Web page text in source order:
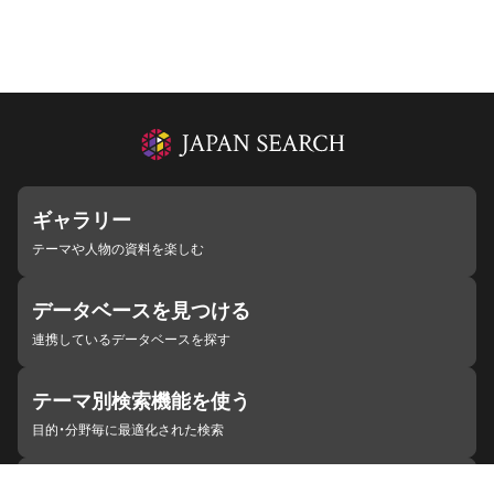
ギャラリー
テーマや人物の資料を楽しむ
データベースを見つける
連携しているデータベースを探す
テーマ別検索機能を使う
目的・分野毎に最適化された検索